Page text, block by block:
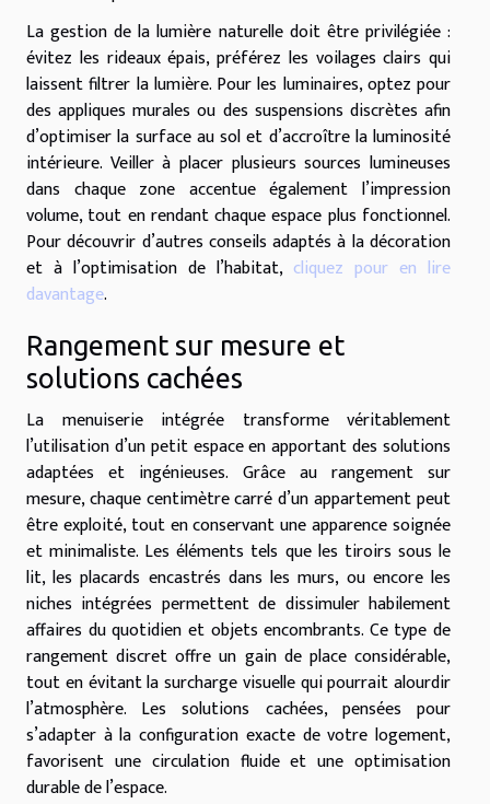
La gestion de la lumière naturelle doit être privilégiée :
évitez les rideaux épais, préférez les voilages clairs qui
laissent filtrer la lumière. Pour les luminaires, optez pour
des appliques murales ou des suspensions discrètes afin
d’optimiser la surface au sol et d’accroître la luminosité
intérieure. Veiller à placer plusieurs sources lumineuses
dans chaque zone accentue également l’impression
volume, tout en rendant chaque espace plus fonctionnel.
Pour découvrir d’autres conseils adaptés à la décoration
et à l’optimisation de l’habitat, cliquez pour en lire
davantage.
Rangement sur mesure et
solutions cachées
La menuiserie intégrée transforme véritablement
l’utilisation d’un petit espace en apportant des solutions
adaptées et ingénieuses. Grâce au rangement sur
mesure, chaque centimètre carré d’un appartement peut
être exploité, tout en conservant une apparence soignée
et minimaliste. Les éléments tels que les tiroirs sous le
lit, les placards encastrés dans les murs, ou encore les
niches intégrées permettent de dissimuler habilement
affaires du quotidien et objets encombrants. Ce type de
rangement discret offre un gain de place considérable,
tout en évitant la surcharge visuelle qui pourrait alourdir
l’atmosphère. Les solutions cachées, pensées pour
s’adapter à la configuration exacte de votre logement,
favorisent une circulation fluide et une optimisation
durable de l’espace.